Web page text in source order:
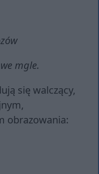
mgle.
się walczący,
obrazowania: